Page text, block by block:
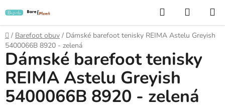
na
obsah
Hledat
KOŠÍK
Domů
/ Barefoot obuv / Dámské barefoot tenisky REIMA Astelu Greyish
5400066B 8920 - zelená
Dámské barefoot tenisky
REIMA Astelu Greyish
5400066B 8920 - zelená